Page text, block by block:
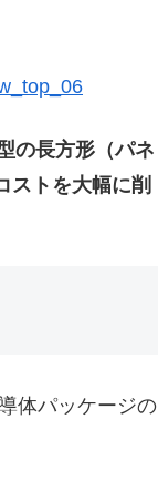
の長方形（パネ
ストを大幅に削
体パッケージの